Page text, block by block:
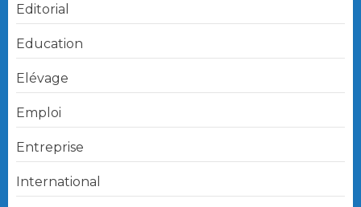
Editorial
Education
Elévage
Emploi
Entreprise
International